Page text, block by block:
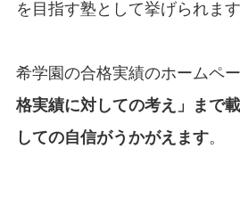
を目指す塾として挙げられます
希学園の合格実績のホームペ
格実績に対しての考え」まで
しての自信がうかがえます。